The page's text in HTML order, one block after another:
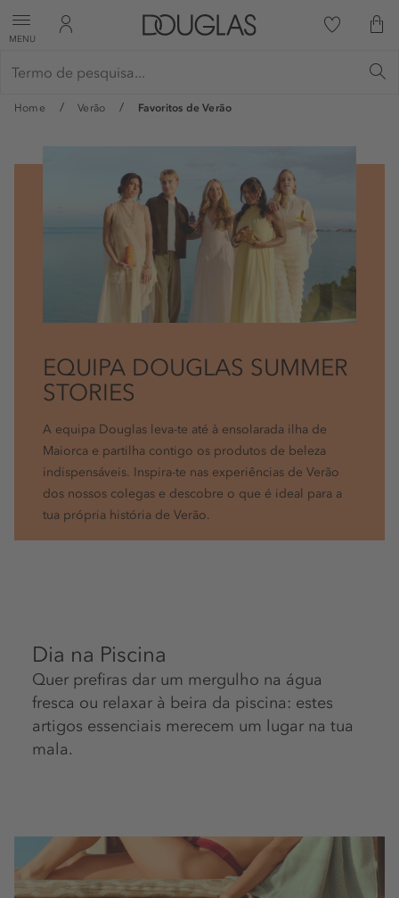
MENU
Home Verão Favoritos de Verão
EQUIPA DOUGLAS SUMMER
STORIES
A equipa Douglas leva-te até à ensolarada ilha de
Maiorca e partilha contigo os produtos de beleza
indispensáveis. Inspira-te nas experiências de Verão
dos nossos colegas e descobre o que é ideal para a
tua própria história de Verão.
Dia na Piscina
Quer prefiras dar um mergulho na água
fresca ou relaxar à beira da piscina: estes
artigos essenciais merecem um lugar na tua
mala.